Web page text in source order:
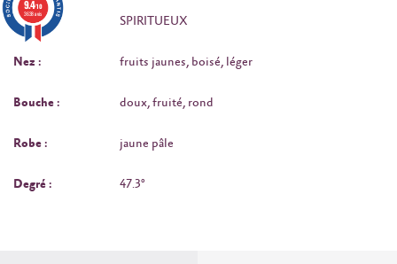
Type : SPIRITUEUX
Nez : fruits jaunes, boisé, léger
Bouche : doux, fruité, rond
Robe : jaune pâle
Degré : 47.3°
9.4/10
3638 avis